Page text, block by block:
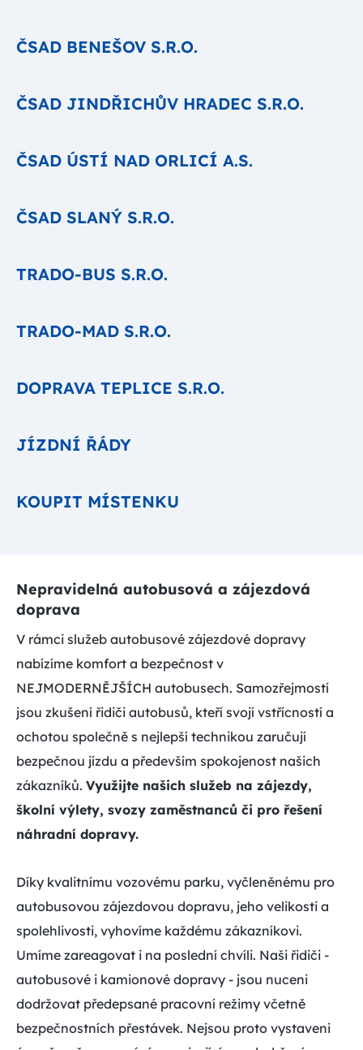
ČSAD BENEŠOV S.R.O.
ČSAD JINDŘICHŮV HRADEC S.R.O.
ČSAD ÚSTÍ NAD ORLICÍ A.S.
ČSAD SLANÝ S.R.O.
TRADO-BUS S.R.O.
TRADO-MAD S.R.O.
DOPRAVA TEPLICE S.R.O.
JÍZDNÍ ŘÁDY
KOUPIT MÍSTENKU
Nepravidelná autobusová a zájezdová
doprava
V rámci služeb autobusové zájezdové dopravy
nabízíme komfort a bezpečnost v
NEJMODERNĚJŠÍCH autobusech. Samozřejmostí
jsou zkušení řidiči autobusů, kteří svojí vstřícností a
ochotou společně s nejlepší technikou zaručují
bezpečnou jízdu a především spokojenost našich
zákazníků. Využijte našich služeb na zájezdy,
školní výlety, svozy zaměstnanců či pro řešení
náhradní dopravy.
Díky kvalitnímu vozovému parku, vyčleněnému pro
autobusovou zájezdovou dopravu, jeho velikosti a
spolehlivosti, vyhovíme každému zákazníkovi.
Umíme zareagovat i na poslední chvíli. Naši řidiči -
autobusové i kamionové dopravy - jsou nuceni
dodržovat předepsané pracovní režimy včetně
bezpečnostních přestávek. Nejsou proto vystaveni